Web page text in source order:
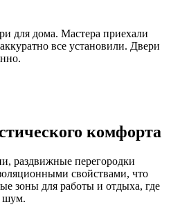
для дома. Мастера приехали
все установили. Двери
комфорта
раздвижные перегородки
свойствами, что
зоны для работы и отдыха, где
шум.